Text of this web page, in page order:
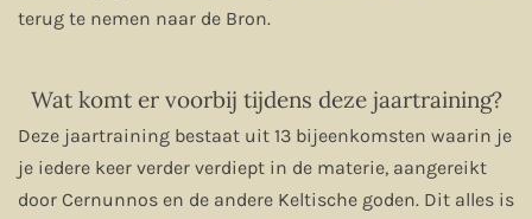
terug te nemen naar de Bron.
Wat komt er voorbij tijdens deze jaartraining?
Deze jaartraining bestaat uit 13 bijeenkomsten waarin je
je iedere keer verder verdiept in de materie, aangereikt
door Cernunnos en de andere Keltische goden. Dit alles is